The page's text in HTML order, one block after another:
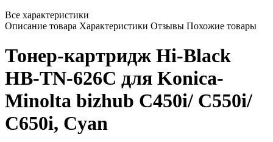
Все характеристики
Описание товара Характеристики Отзывы Похожие товары
Тонер-картридж Hi-Black
HB-TN-626C для Konica-
Minolta bizhub C450i/ C550i/
C650i, Cyan